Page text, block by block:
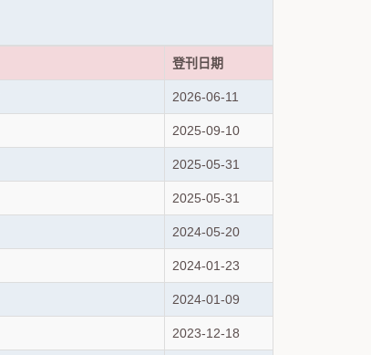
登刊日期
2026-06-11
2025-09-10
2025-05-31
2025-05-31
2024-05-20
2024-01-23
2024-01-09
2023-12-18